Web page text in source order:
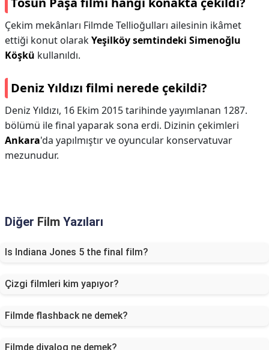
Çekim mekânları Filmde Tellioğulları ailesinin ikâmet
ettiği konut olarakYeşilköy semtindeki Simenoğlu
Köşkü kullanıldı.
Deniz Yıldızı filmi nerede çekildi?
Deniz Yıldızı, 16 Ekim 2015 tarihinde yayımlanan 1287.
bölümü ile final yaparak sona erdi. Dizinin çekimleri
Ankara'da yapılmıştır ve oyuncular konservatuvar
mezunudur.
Diğer Film Yazıları
Is Indiana Jones 5 the final film?
Çizgi filmleri kim yapıyor?
Filmde flashback ne demek?
Filmde diyalog ne demek?